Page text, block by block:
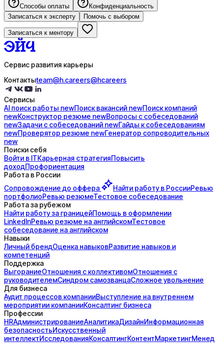
Способы оплаты
Конфиденциальность
Записаться к эксперту
Помочь с выбором
Записаться к ментору
Сервис развития карьеры
Контактыteam@h.careers@hcareers
Сервисы
AI поискработы newПоисквакансий newПоисккомпаний
newКонструктор резюме newВопросы с собеседований
newЗадачи с собеседований newГайды ксобеседованиям
newПроверятор резюме newГенератор сопроводительных
new
Поиски себя
Войти в ITКарьерная стратегияПовысить
доходПрофориентация
Работа в России
Сопровождение до оффера Найти работу в РоссииРевью
портфолиоРевью резюмеТестовое собеседование
Работа за рубежом
Найти работу за границейПомощь в оформлении
LinkedInРевью резюме на английскомТестовое
собеседование на английском
Навыки
Личный брендОценка навыковРазвитие навыков и
компетенций
Поддержка
ВыгораниеОтношения с коллективомОтношения с
руководителемСиндром самозванцаСложное увольнение
Для бизнеса
Аудит процессов компанииВыступление на внутреннем
мероприятии компанииКонсалтинг бизнеса
Профессии
HRАдминистрированиеАналитикаДизайнИнформационная
безопасностьИскусственный
интеллектИсследованияКонсалтингКонтентМаркетингМенед